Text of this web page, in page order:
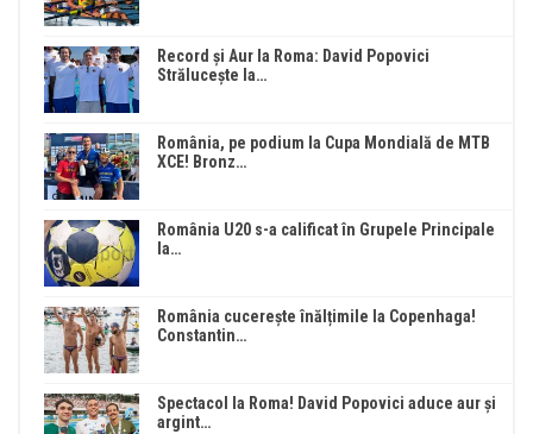
Record și Aur la Roma: David Popovici
Strălucește la…
România, pe podium la Cupa Mondială de MTB
XCE! Bronz…
România U20 s-a calificat în Grupele Principale
la…
România cucerește înălțimile la Copenhaga!
Constantin…
Spectacol la Roma! David Popovici aduce aur și
argint…